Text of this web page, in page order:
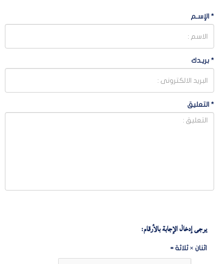
* الإسـم
* بريـدك
* التعليق
يرجى إدخال الإجابة بالأرقام:
اثنان × ثلاثة =